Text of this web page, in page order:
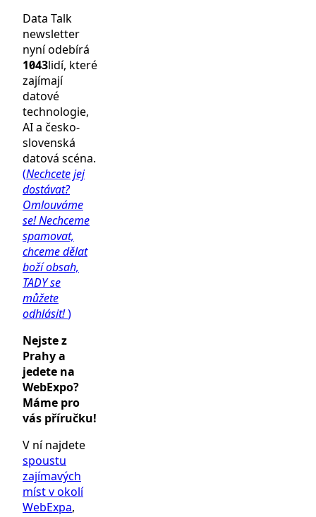
Data Talk
newsletter
nyní odebírá
1043lidí, které
zajímají
datové
technologie,
AI a česko-
slovenská
datová scéna.
(Nechcete jej
dostávat?
Omlouváme
se! Nechceme
spamovat,
chceme dělat
boží obsah,
TADY se
můžete
odhlásit!)
Nejste z
Prahy a
jedete na
WebExpo?
Máme pro
vás příručku!
V ní najdete
spoustu
zajímavých
míst v okolí
WebExpa,